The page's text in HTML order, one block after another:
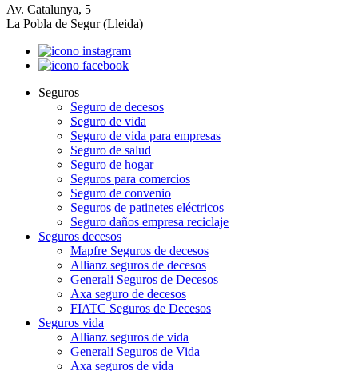
Av. Catalunya, 5
La Pobla de Segur (Lleida)
Seguros
Seguro de decesos
Seguro de vida
Seguro de vida para empresas
Seguro de salud
Seguro de hogar
Seguros para comercios
Seguro de convenio
Seguros de patinetes eléctricos
Seguro daños empresa reciclaje
Seguros decesos
Mapfre Seguros de decesos
Allianz seguros de decesos
Generali Seguros de Decesos
Axa seguro de decesos
FIATC Seguros de Decesos
Seguros vida
Allianz seguros de vida
Generali Seguros de Vida
Axa seguros de vida